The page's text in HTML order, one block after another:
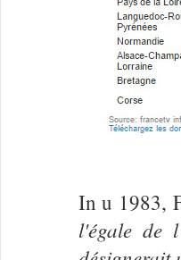
In u 1983,
l'égale de